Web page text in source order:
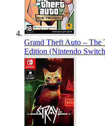
Grand Theft Auto –
Edition (Nintendo